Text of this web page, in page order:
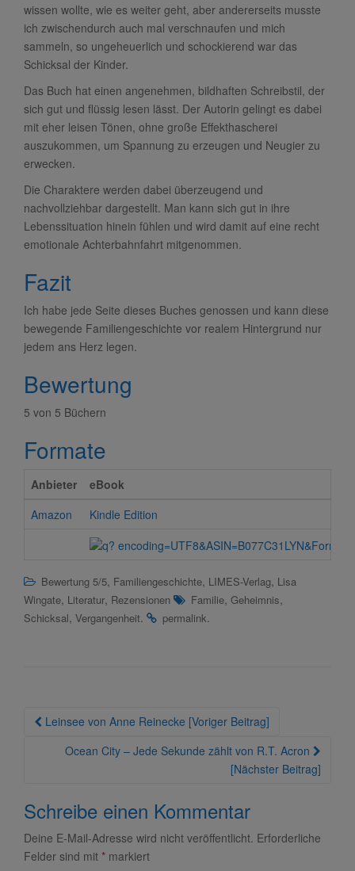
wissen wollte, wie es weiter geht, aber andererseits musste
ich zwischendurch auch mal verschnaufen und mich
sammeln, so ungeheuerlich und schockierend war das
Schicksal der Kinder.
Das Buch hat einen angenehmen, bildhaften Schreibstil, der
sich gut und flüssig lesen lässt. Der Autorin gelingt es dabei
mit eher leisen Tönen, ohne große Effekthascherei
auszukommen, um Spannung zu erzeugen und Neugier zu
erwecken.
Die Charaktere werden dabei überzeugend und
nachvollziehbar dargestellt. Man kann sich gut in ihre
Lebenssituation hinein fühlen und wird damit auf eine recht
emotionale Achterbahnfahrt mitgenommen.
Fazit
Ich habe jede Seite dieses Buches genossen und kann diese
bewegende Familiengeschichte vor realem Hintergrund nur
jedem ans Herz legen.
Bewertung
5 von 5 Büchern
Formate
Anbieter
eBook
Amazon
Kindle Edition
Bewertung 5/5, Familiengeschichte, LIMES-Verlag, Lisa
Wingate, Literatur, Rezensionen Familie, Geheimnis,
Schicksal, Vergangenheit. permalink.
Beitragsnavigation
Leinsee von Anne Reinecke [Voriger Beitrag]
Ocean City – Jede Sekunde zählt von R.T. Acron
[Nächster Beitrag]
Schreibe einen Kommentar
Deine E-Mail-Adresse wird nicht veröffentlicht. Erforderliche
Felder sind mit * markiert